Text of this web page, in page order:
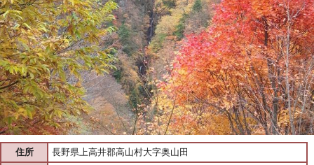
住所 長野県上高井郡高山村大字奥山田